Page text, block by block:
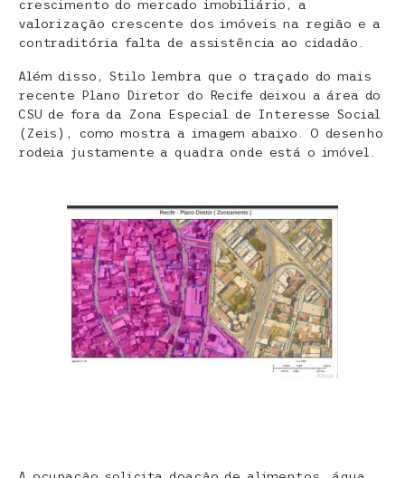
crescimento do mercado imobiliário, a
valorização crescente dos imóveis na região e a
contraditória falta de assistência ao cidadão.
Além disso, Stilo lembra que o traçado do mais
recente Plano Diretor do Recife deixou a área do
CSU de fora da Zona Especial de Interesse Social
(Zeis), como mostra a imagem abaixo. O desenho
rodeia justamente a quadra onde está o imóvel.